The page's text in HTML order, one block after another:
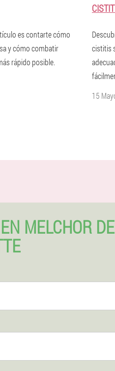
es contarte cómo
y cómo combatir
rápido posible.
cistitis
15
MELCHOR